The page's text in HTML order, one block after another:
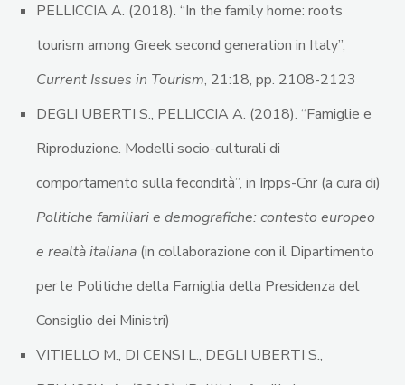
PELLICCIA A. (2018). “In the family home: roots
tourism among Greek second generation in Italy”,
Current Issues in Tourism, 21:18, pp. 2108-2123
DEGLI UBERTI S., PELLICCIA A. (2018). “Famiglie e
Riproduzione. Modelli socio-culturali di
comportamento sulla fecondità”, in Irpps-Cnr (a cura di)
Politiche familiari e demografiche: contesto europeo
e realtà italiana (in collaborazione con il Dipartimento
per le Politiche della Famiglia della Presidenza del
Consiglio dei Ministri)
VITIELLO M., DI CENSI L., DEGLI UBERTI S.,